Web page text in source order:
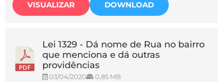
VISUALIZAR DOWNLOAD
Lei 1329 - Dá nome de Rua no bairro
que menciona e dá outras
providências
03/04/2020 0,85 MB